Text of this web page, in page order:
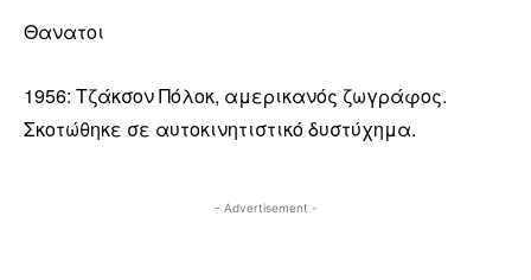
Θανατοι
1956: Τζάκσον Πόλοκ, αμερικανός ζωγράφος.
Σκοτώθηκε σε αυτοκινητιστικό δυστύχημα.
- Advertisement -